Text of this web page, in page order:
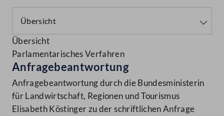
Übersicht
Parlamentarisches Verfahren
Anfragebeantwortung
Anfragebeantwortung durch die Bundesministerin
für Landwirtschaft, Regionen und Tourismus
Elisabeth Köstinger zu der schriftlichen Anfrage